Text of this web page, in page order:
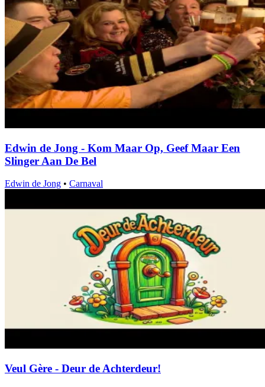
Edwin de Jong - Kom Maar Op, Geef Maar Een
Slinger Aan De Bel
Edwin de Jong • Carnaval
Veul Gère - Deur de Achterdeur!